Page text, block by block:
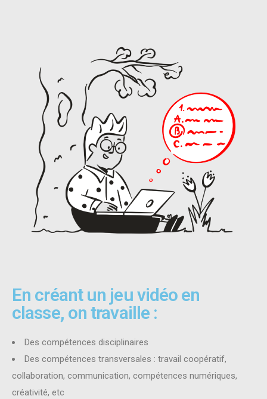
En créant un jeu vidéo en
classe, on travaille :
Des compétences disciplinaires
Des compétences transversales : travail coopératif,
collaboration, communication, compétences numériques,
créativité, etc